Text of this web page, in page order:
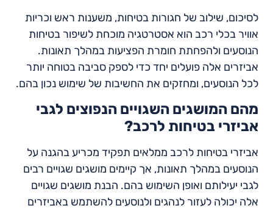
לסיכום, שילוב של חגורות בטיחות, משענות ראש וכריות
אוויר בכלי רכב הוא אסטרטגיה מוכחת לשיפור בטיחות
הנוסעים ולהפחתת חומרת הפציעות במהלך תאונות.
אביזרים אלה פועלים יחד כדי לספק סביבה בטוחה יותר
לכל הנוסעים, ומחזקים את החשיבות של שימוש נכון בהם.
מהם המושגים השגויים הנפוצים לגבי
אביזרי בטיחות לרכב?
אביזרי בטיחות לרכב ממלאים תפקיד מכריע בהגנה על
הנוסעים במהלך תאונות, אך קיימים מושגים שגויים רבים
לגבי יעילותם ואופן השימוש בהם. הבנת מושגים שגויים
אלה יכולה לעזור לנהגים ולנוסעים להשתמש באביזרים